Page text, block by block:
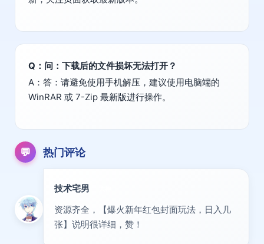
Q：问：下载后的文件损坏无法打开？
A：答：请避免使用手机解压，建议使用电脑端的
WinRAR 或 7-Zip 最新版进行操作。
💬 热门评论
技术宅男
资源齐全，【爆火新年红包封面玩法，日入几
张】说明很详细，赞！